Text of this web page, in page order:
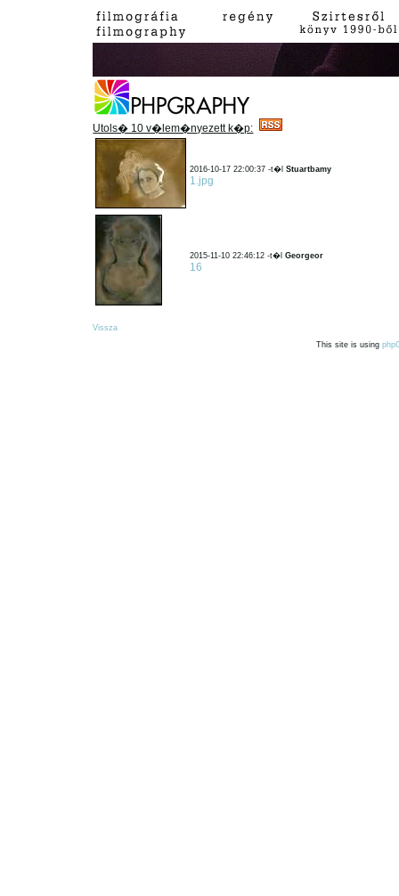
Utols� 10 v�lem�nyezett k�p:
2016-10-17 22:00:37 -t�lStuartbamy
1.jpg
2015-11-10 22:46:12 -t�lGeorgeor
16
Vissza
This site is using